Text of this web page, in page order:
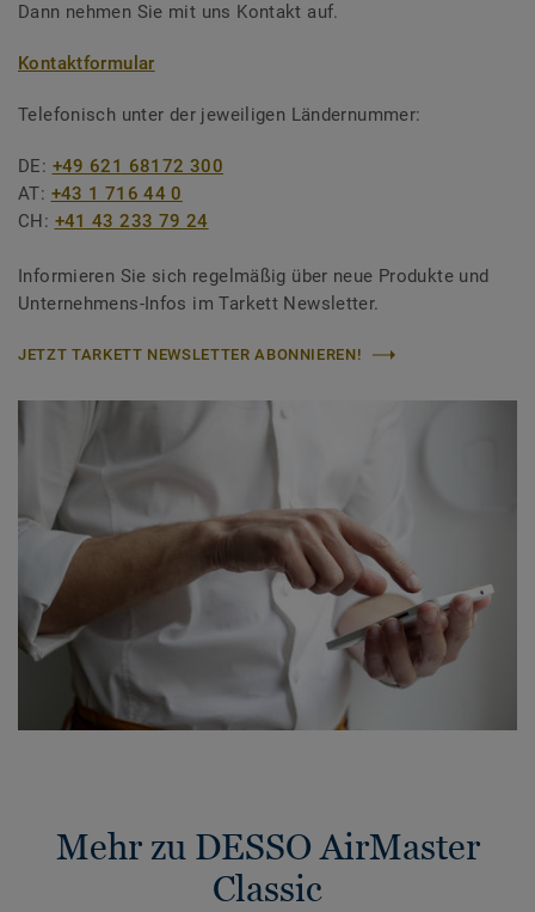
Dann nehmen Sie mit uns Kontakt auf.
Kontaktformular
Telefonisch unter der jeweiligen Ländernummer:
DE: +49 621 68172 300
AT: +43 1 716 44 0
CH: +41 43 233 79 24
Informieren Sie sich regelmäßig über neue Produkte und
Unternehmens-Infos im Tarkett Newsletter.
JETZT TARKETT NEWSLETTER ABONNIEREN!
Mehr zu DESSO AirMaster
Classic